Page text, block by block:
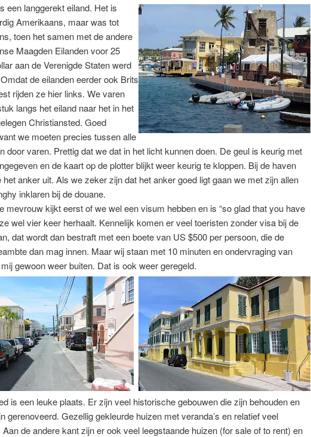
een langgerekt eiland. Het is
Amerikaans, maar was tot
toen het samen met de andere
Maagden Eilanden voor 25
aan de Verenigde Staten werd
de eilanden eerder ook Brits
rijden ze hier links. We varen
langs het eiland naar het in het
Christiansted. Goed
we moeten precies tussen alle
door varen. Prettig dat we dat in het licht kunnen doen. De geul is keurig met
en de kaart op de plotter blijkt weer keurig te kloppen. Bij de haven
het anker uit. Als we zeker zijn dat het anker goed ligt gaan we met zijn allen
inklaren bij de douane.
mevrouw kijkt eerst of we wel een visum hebben en is “so glad that you have
wel vier keer herhaalt. Kennelijk komen er veel toeristen zonder visa bij de
dat wordt dan bestraft met een boete van US $500 per persoon, die de
dan mag innen. Maar wij staan met 10 minuten en ondervraging van
gewoon weer buiten. Dat is ook weer geregeld.
is een leuke plaats. Er zijn veel historische gebouwen die zijn behouden en
gerenoveerd. Gezellig gekleurde huizen met veranda’s en relatief veel
Aan de andere kant zijn er ook veel leegstaande huizen (for sale of to rent) en